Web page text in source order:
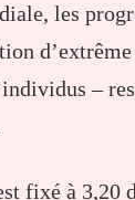
les
–
fixé à 3,20